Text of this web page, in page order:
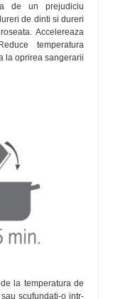
de un prejudiciu
de dinti si dureri
Accelereaza
temperatura
la oprirea sangerarii
la temperatura de
scufundati-o intr-